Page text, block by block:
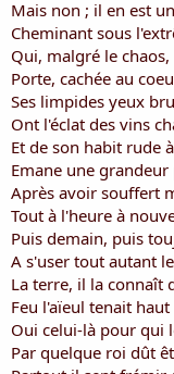
i
o
Mais non ; il en est
Cheminant sous
Qui, malgré le
Porte, cachée au
Ses limpides yeux
Ont l'éclat des vins
Et de son habit rude
Emane une
Après avoir souffert
Tout à l'heure à
Puis demain, puis
A s'user tout autant
La terre, il la connaît
Feu l'aïeul tenait haut
Oui celui-là pour qui
Par quelque roi dût